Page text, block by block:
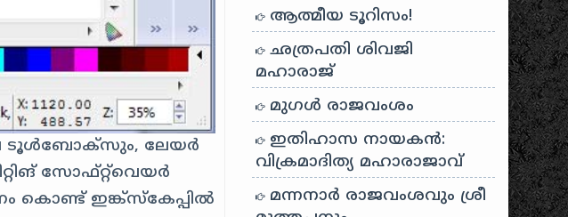
ടൂൾബോക്സും, ലേയർ
സോഫ്‌റ്റ്‌വെയർ
കൊണ്ട് ഇങ്ക്സ്കേപ്പിൽ
ആത്മീയ ടൂറിസം!
ഛത്രപതി ശിവജി
മഹാരാജ്
മുഗൾ രാജവംശം
ഇതിഹാസ നായകൻ:
വിക്രമാദിത്യ മഹാരാജാവ്
മന്നനാർ രാജവംശവും ശ്രീ